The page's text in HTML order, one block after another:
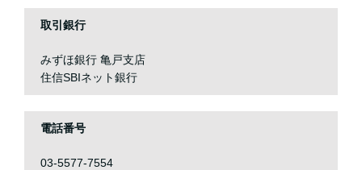
取引銀行
みずほ銀行 亀戸支店
住信SBIネット銀行
電話番号
03-5577-7554